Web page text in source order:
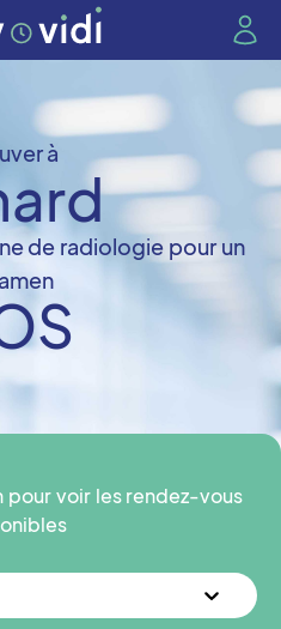
à
de radiologie pour un
pour voir les rendez-vous